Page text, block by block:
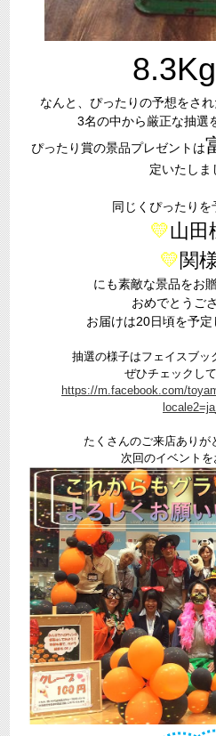
8.3Kg
なんと、ぴったりの予想をさ
3名の中から厳正な抽選
ぴったり賞の景品プレゼントは
定いたしま
同じくぴったりを
💛山田
💛関
にも素敵な景品をお
おめでとうご
お届けは20日頃を予
抽選の様子はフェイスブッ
ぜひチェックし
https://m.facebook.com/
たくさんのご来店ありが
次回のイベントを